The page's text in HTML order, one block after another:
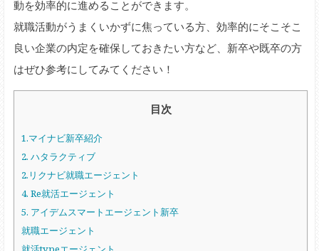
動を効率的に進めることができます。
就職活動がうまくいかずに焦っている方、効率的にそこそこ
良い企業の内定を確保しておきたい方など、新卒や既卒の方
はぜひ参考にしてみてください！
目次
1.マイナビ新卒紹介
2. ハタラクティブ
2.リクナビ就職エージェント
4. Re就活エージェント
5. アイデムスマートエージェント新卒
就職エージェント